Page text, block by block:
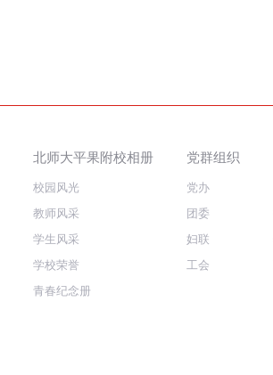
北师大平果附校相册
校园风光
教师风采
学生风采
学校荣誉
青春纪念册
党群组织
党办
团委
妇联
工会